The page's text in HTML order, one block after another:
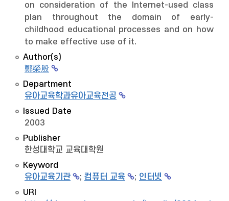
on consideration of the Internet-used class
plan throughout the domain of early-
childhood educational processes and on how
to make effective use of it.
Author(s)
鄭榮殷
Department
유아교육학과유아교육전공
Issued Date
2003
Publisher
한성대학교 교육대학원
Keyword
유아교육기관
; 컴퓨터 교육 ; 인터넷
URI